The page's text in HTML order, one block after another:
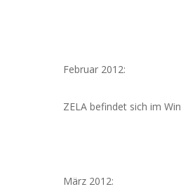
Februar 2012:
ZELA befindet sich im
März 2012: